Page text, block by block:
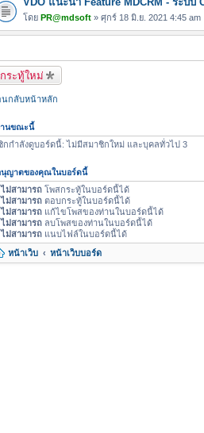
โดย PR@mdsoft » ศุกร์ 18 มิ.ย. 2021 4:45 am
ระทู้ใหม่
นกลับหน้าหลัก
านขณะนี้
กกำลังดูบอร์ดนี้: ไม่มีสมาชิกใหม่ และบุคลทั่วไป 3
นุญาตของคุณในบอร์ดนี้
ไม่สามารถ โพสกระทู้ในบอร์ดนี้ได้
ไม่สามารถ ตอบกระทู้ในบอร์ดนี้ได้
ไม่สามารถ แก้ไขโพสของท่านในบอร์ดนี้ได้
ไม่สามารถ ลบโพสของท่านในบอร์ดนี้ได้
ไม่สามารถ แนบไฟล์ในบอร์ดนี้ได้
หน้าเว็บ
หน้าเว็บบอร์ด